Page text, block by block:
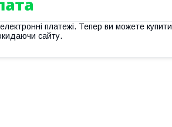
платежі. Тепер ви можете купити
сайту.